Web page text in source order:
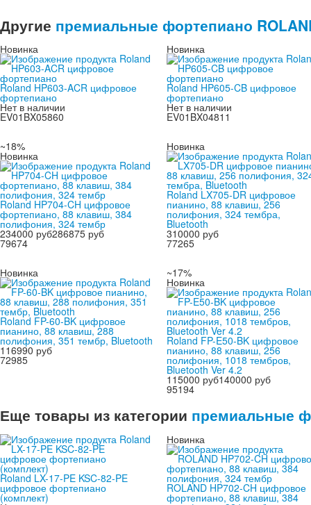
Другие премиальные фортепиано
Новинка
Roland HP603-ACR цифровое
фортепиано
Нет в наличии
EV01BX05860
Новинка
Roland HP605-CB цифровое
фортепиано
Нет в наличии
EV01BX04811
~18%
Новинка
Roland HP704-CH цифровое
фортепиано, 88 клавиш, 384
полифония, 324 тембр
234000 руб286875 руб
79674
Новинка
Roland LX705-DR цифровое
пианино, 88 клавиш, 256
полифония, 324 тембра,
Bluetooth
310000 руб
77265
Новинка
Roland FP-60-BK цифровое
пианино, 88 клавиш, 288
полифония, 351 тембр, Bluetooth
116990 руб
72985
~17%
Новинка
Roland FP-E50-BK цифровое
пианино, 88 клавиш, 256
полифония, 1018 тембров,
Bluetooth Ver 4.2
115000 руб140000 руб
95194
Еще товары из категории премиальные
Roland LX-17-PE KSC-82-PE
цифровое фортепиано
(комплект)
Новинка
ROLAND HP702-CH цифровое
фортепиано, 88 клавиш, 384